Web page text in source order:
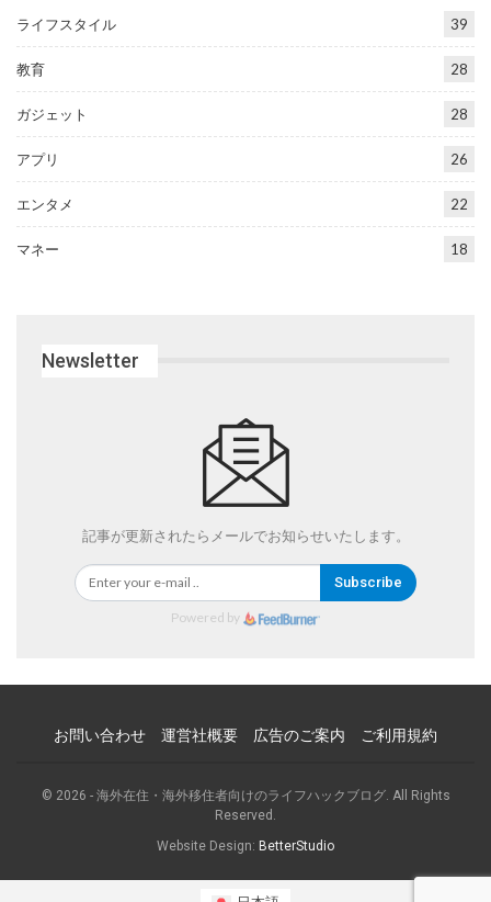
ライフスタイル 39
教育 28
ガジェット 28
アプリ 26
エンタメ 22
マネー 18
Newsletter
記事が更新されたらメールでお知らせいたします。
Subscribe
Powered by
お問い合わせ 運営社概要 広告のご案内 ご利用規約
© 2026 - 海外在住・海外移住者向けのライフハックブログ. All Rights
Reserved.
Website Design: BetterStudio